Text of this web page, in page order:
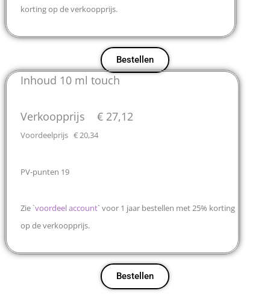
korting op de verkoopprijs.
Bestellen
Inhoud 10 ml touch
Verkoopprijs € 27,12
Voordeelprijs € 20,34
PV-punten 19
Zie`voordeel account` voor 1 jaar bestellen met 25% korting
op de verkoopprijs.
Bestellen